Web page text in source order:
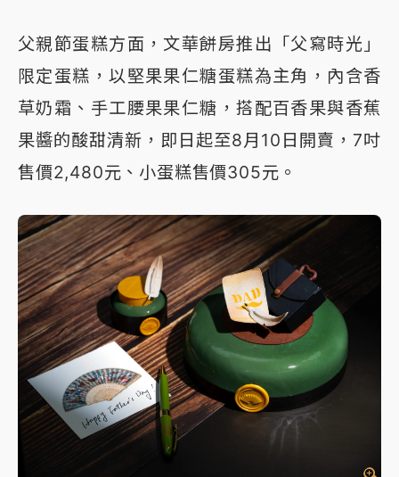
父親節蛋糕方面，文華餅房推出「父寫時光」
限定蛋糕，以堅果果仁糖蛋糕為主角，內含香
草奶霜、手工腰果果仁糖，搭配百香果與香蕉
果醬的酸甜清新，即日起至8月10日開賣，7吋
售價2,480元、小蛋糕售價305元。